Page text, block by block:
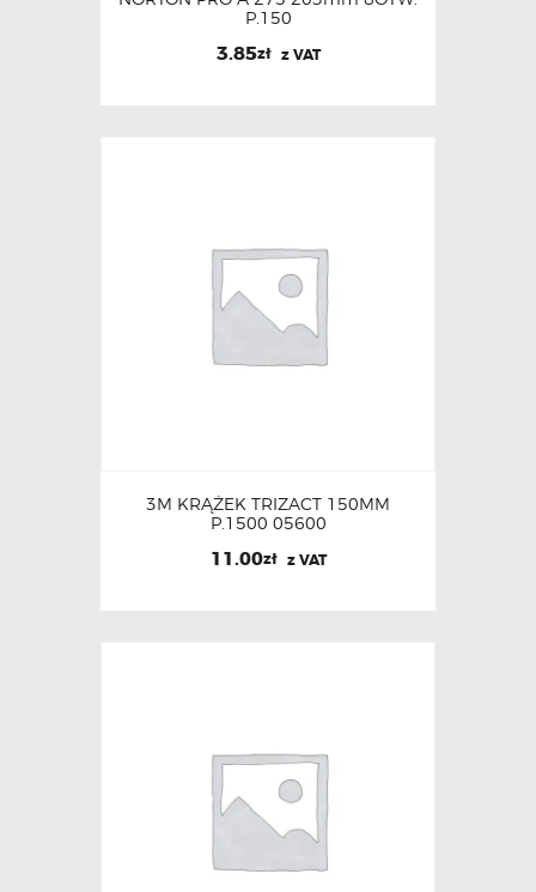
P.150
3.85zł z VAT
3M KRĄŻEK TRIZACT 150MM
P.1500 05600
11.00zł z VAT